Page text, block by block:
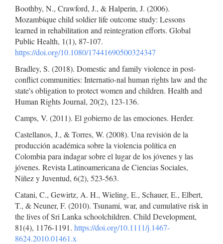
Boothby, N., Crawford, J., & Halperin, J. (2006).
Mozambique child soldier life outcome study: Lessons
learned in rehabilitation and reintegration efforts. Global
Public Health, 1(1), 87-107.
https://doi.org/10.1080/17441690500324347
Bradley, S. (2018). Domestic and family violence in post-
conflict communities: Internatio-nal human rights law and the
state's obligation to protect women and children. Health and
Human Rights Journal, 20(2), 123-136.
Camps, V. (2011). El gobierno de las emociones. Herder.
Castellanos, J., & Torres, W. (2008). Una revisión de la
producción académica sobre la violencia política en
Colombia para indagar sobre el lugar de los jóvenes y las
jóvenes. Revista Latinoamericana de Ciencias Sociales,
Niñez y Juventud, 6(2), 523-563.
Catani, C., Gewirtz, A. H., Wieling, E., Schauer, E., Elbert,
T., & Neuner, F. (2010). Tsunami, war, and cumulative risk in
the lives of Sri Lanka schoolchildren. Child Development,
81(4), 1176-1191. https://doi.org/10.1111/j.1467-
8624.2010.01461.x